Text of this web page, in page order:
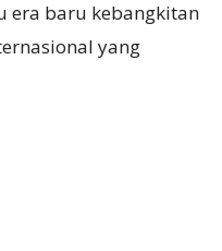
era baru kebangkitan
yang